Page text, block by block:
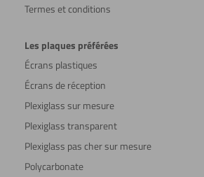
Termes et conditions
Les plaques préférées
Écrans plastiques
Écrans de réception
Plexiglass sur mesure
Plexiglass transparent
Plexiglass pas cher sur mesure
Polycarbonate